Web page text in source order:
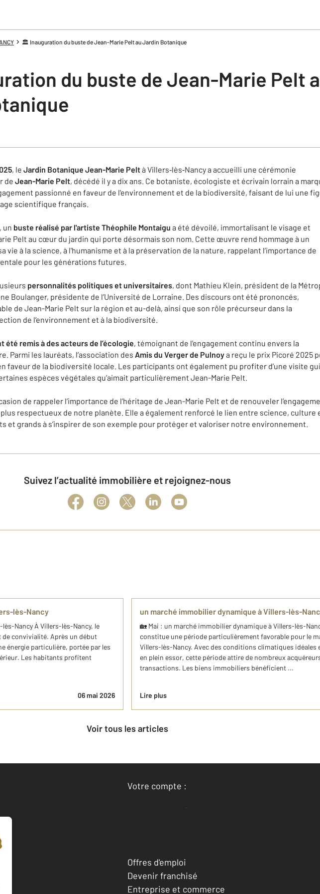
🏛️ Inauguration du buste de Jean-Marie Pelt au Jardin Botanique
du buste de Jean-Marie Pelt
, le Jardin Botanique Jean-Marie Peltà Villers‑lès‑Nancy a accueilli une cérémonie
de Jean-Marie Pelt, décédé il y a dix ans. Ce botaniste, écologiste et écrivain lorrain a
passionné en faveur de l'environnement et de la biodiversité, faisant de lui une
scientifique français.
un buste réalisé par l'artiste Théophile Montaigu a été dévoilé, immortalisant le visage et
Pelt au cœur du jardin qui porte désormais son nom. Cette œuvre rend hommage à un
vie à la science, à l'humanisme et à la préservation de la nature, rappelant l’importance de
pour les générations futures.
personnalités politiques et universitaires, dont Mathieu Klein, président de la
Boulanger, présidente de l’Université de Lorraine. Des discours ont été prononcés,
de Jean-Marie Pelt sur la région et au-delà, ainsi que son rôle précurseur dans la
de l’environnement et à la biodiversité.
été remis à des acteurs de l’écologie, témoignant de l’engagement continu envers la
Parmi les lauréats, l’association des Amis du Verger de Pulnoya reçu le prix Picoré 2025
faveur de la biodiversité locale. Les participants ont également pu profiter d’une visite
espèces végétales qu’aimait particulièrement Jean-Marie Pelt.
de rappeler l’importance de l’héritage de Jean-Marie Pelt et de renouveler
respectueux de notre planète. Elle a également renforcé le lien entre science, culture
et grands à s’inspirer de son exemple pour protéger et valoriser notre environnement.
Suivez l’actualité immobilière et rejoignez-nous
lès-Nancy
lès-Nancy À Villers-lès-Nancy, le
de convivialité. Après un début
énergie particulière, portée par les
Les habitants profitent
06 mai 2026
un marché immobilier dynamique à Villers-lès-
🏡 Mai : un marché immobilier dynamique à Villers-lès-
constitue une période particulièrement favorable pour le
Villers-lès-Nancy. Avec des conditions climatiques idéales
en plein essor, cette période attire de nombreux
transactions. Les biens immobiliers bénéficient ...
Lire plus
Voir tous les articles
Votre compte :
Accéder à mon compte
Offres d'emploi
Devenir franchisé
Entreprise et commerce